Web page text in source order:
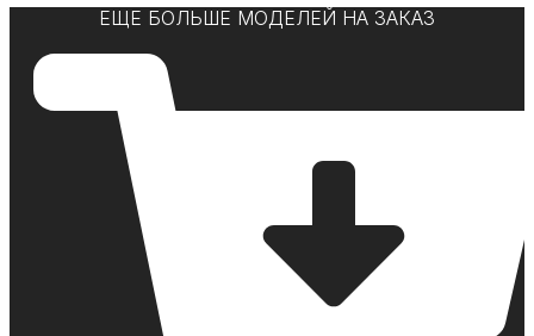
ЕЩЕ БОЛЬШЕ МОДЕЛЕЙ НА ЗАКАЗ